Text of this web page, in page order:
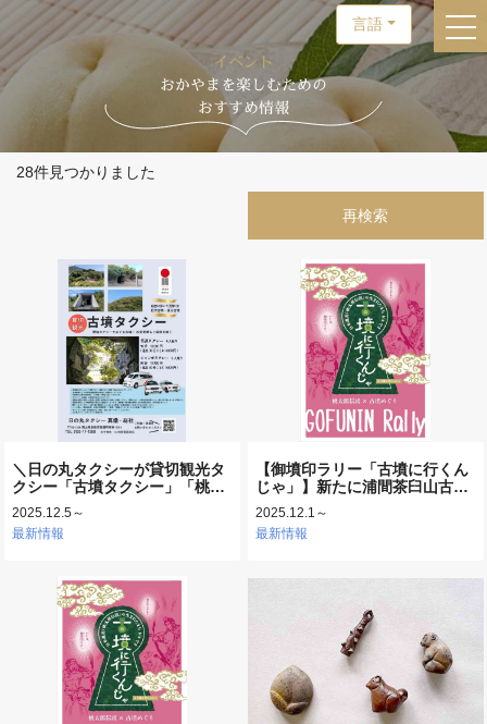
言語
イベント
おかやまを楽しむための
おすすめ情報
28件見つかりました
＼日の丸タクシーが貸切観光タ
クシー「古墳タクシー」「桃…
2025.12.5～
最新情報
【御墳印ラリー「古墳に行くん
じゃ」】新たに浦間茶臼山古…
2025.12.1～
最新情報